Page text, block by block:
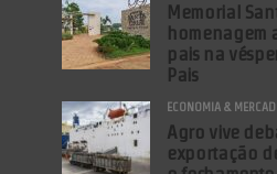
Memorial
homenagem
pais na
Pais
ECONOMIA &
Agro vive
exportação